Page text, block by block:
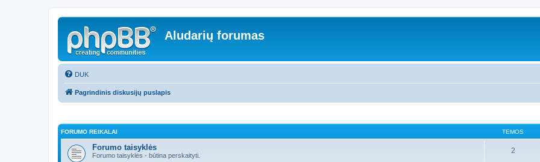
Aludarių forumas
DUK
Pagrindinis diskusijų puslapis
FORUMO REIKALAI TEMOS
Forumo taisyklės
Forumo taisyklės - būtina perskaityti.
2